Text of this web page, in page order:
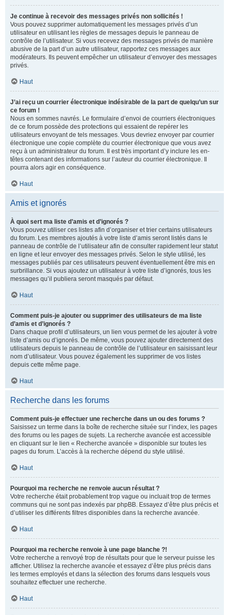
Je continue à recevoir des messages privés non sollicités !
Vous pouvez supprimer automatiquement les messages privés d’un
utilisateur en utilisant les règles de messages depuis le panneau de
contrôle de l’utilisateur. Si vous recevez des messages privés de manière
abusive de la part d’un autre utilisateur, rapportez ces messages aux
modérateurs. Ils peuvent empêcher un utilisateur d’envoyer des messages
privés.
Haut
J’ai reçu un courrier électronique indésirable de la part de quelqu’un sur
ce forum !
Nous en sommes navrés. Le formulaire d’envoi de courriers électroniques
de ce forum possède des protections qui essaient de repérer les
utilisateurs envoyant de tels messages. Vous devriez envoyer par courrier
électronique une copie complète du courrier électronique que vous avez
reçu à un administrateur du forum. Il est très important d’y inclure les en-
têtes contenant des informations sur l’auteur du courrier électronique. Il
pourra alors agir en conséquence.
Haut
Amis et ignorés
À quoi sert ma liste d’amis et d’ignorés ?
Vous pouvez utiliser ces listes afin d’organiser et trier certains utilisateurs
du forum. Les membres ajoutés à votre liste d’amis seront listés dans le
panneau de contrôle de l’utilisateur afin de consulter rapidement leur statut
en ligne et leur envoyer des messages privés. Selon le style utilisé, les
messages publiés par ces utilisateurs peuvent éventuellement être mis en
surbrillance. Si vous ajoutez un utilisateur à votre liste d’ignorés, tous les
messages qu’il publiera seront masqués par défaut.
Haut
Comment puis-je ajouter ou supprimer des utilisateurs de ma liste
d’amis et d’ignorés ?
Dans chaque profil d’utilisateurs, un lien vous permet de les ajouter à votre
liste d’amis ou d’ignorés. De même, vous pouvez ajouter directement des
utilisateurs depuis le panneau de contrôle de l’utilisateur en saisissant leur
nom d’utilisateur. Vous pouvez également les supprimer de vos listes
depuis cette même page.
Haut
Recherche dans les forums
Comment puis-je effectuer une recherche dans un ou des forums ?
Saisissez un terme dans la boîte de recherche située sur l’index, les pages
des forums ou les pages de sujets. La recherche avancée est accessible
en cliquant sur le lien « Recherche avancée » disponible sur toutes les
pages du forum. L’accès à la recherche dépend du style utilisé.
Haut
Pourquoi ma recherche ne renvoie aucun résultat ?
Votre recherche était probablement trop vague ou incluait trop de termes
communs qui ne sont pas indexés par phpBB. Essayez d’être plus précis et
d’utiliser les différents filtres disponibles dans la recherche avancée.
Haut
Pourquoi ma recherche renvoie à une page blanche ?!
Votre recherche a renvoyé trop de résultats pour que le serveur puisse les
afficher. Utilisez la recherche avancée et essayez d’être plus précis dans
les termes employés et dans la sélection des forums dans lesquels vous
souhaitez effectuer une recherche.
Haut